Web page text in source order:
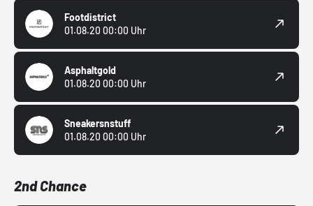
Footdistrict
01.08.20 00:00 Uhr
Asphaltgold
01.08.20 00:00 Uhr
Sneakersnstuff
01.08.20 00:00 Uhr
2nd Chance